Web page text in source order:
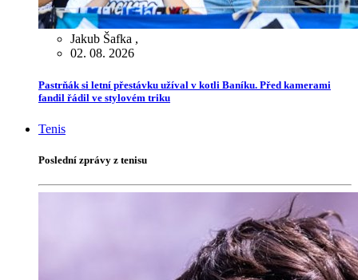
Jakub Šafka ,
02. 08. 2026
Pastrňák si letní přestávku užíval v kotli Baníku. Před kamerami
fandil řádil ve stylovém triku
Tenis
Poslední zprávy z tenisu